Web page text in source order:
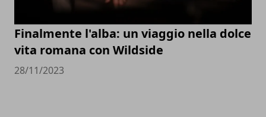
Finalmente l'alba: un viaggio nella dolce
vita romana con Wildside
28/11/2023